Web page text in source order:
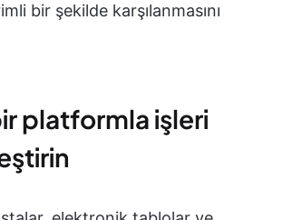
bir şekilde karşılanmasını
platformla işleri